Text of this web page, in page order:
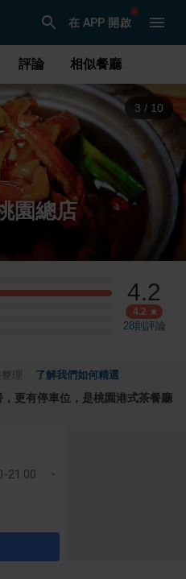
在 APP 開啟
評論 相似餐廳
3 / 10
園總店
4.2
4.2
28則評論
理 了解我們如何精選
更有停車位，是桃園港式茶餐廳
21:00